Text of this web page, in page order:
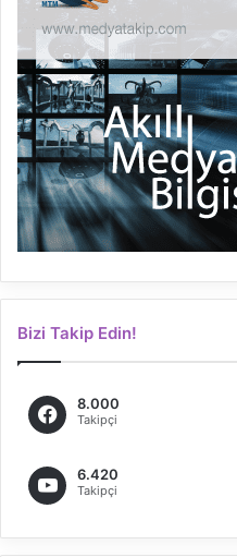
Bizi Takip Edin!
8.000
Takipçi
6.420
Takipçi